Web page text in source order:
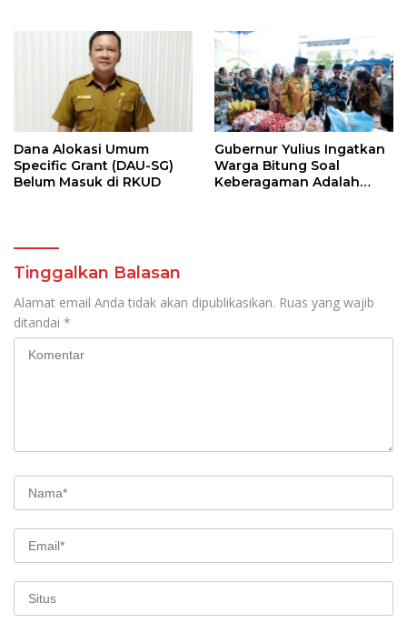
Dana Alokasi Umum
Specific Grant (DAU-SG)
Belum Masuk di RKUD
Gubernur Yulius Ingatkan
Warga Bitung Soal
Keberagaman Adalah
Tinggalkan Balasan
Alamat email Anda tidak akan dipublikasikan. Ruas yang wajib
ditandai *